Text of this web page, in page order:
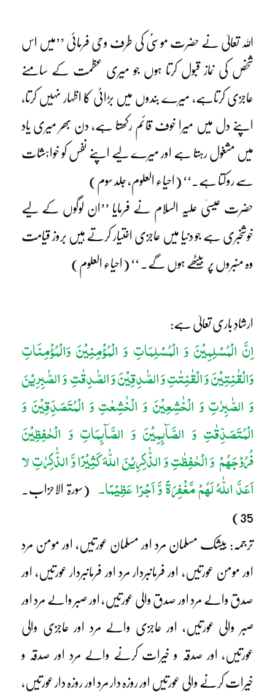
اللہ تعالیٰ نے حضرت موسیٰؑ کی طرف وحی فرمائی ’’میں اس
شخص کی نماز قبول کرتا ہوں جو میری عظمت کے سامنے
عاجزی کرتاہے، میرے بندوں میں بڑائی کا اظہار نہیں کرتا،
اپنے دل میں میرا خوف قائم رکھتا ہے، دن بھر میری یاد
میں مشغول رہتا ہے اور میرے لیے اپنے نفس کو خواہشات
سے روکتا ہے۔‘‘ (احیاء العلوم، جلد سوم)
حضرت عیسیٰ علیہ السلام نے فرمایا ’’ان لوگوں کے لیے
خوشخبری ہے جو دنیا میں عاجزی اختیار کرتے ہیں بروز قیامت
وہ منبروں پر بیٹھے ہوں گے۔ ‘‘ (احیاء العلوم)
ارشادِ باری تعالیٰ ہے:
اِنَّ الْمُسْلِمِیْنَ وَ الْمُسْلِمَاتِ وَ الْمُؤْمِنِیْنَ وَالْمُؤْمِنَاتِ
وَالْقٰنِتِیْنَ وَ الْقٰنِتٰتِ وَ الصّٰدِقِیْنَ وَ الصّٰدِقٰتِ وَ الصّٰبِرِیْنَ
وَ الصّٰبِرٰتِ وَ الْخٰشِعِیْنَ وَ الْخٰشِعٰتِ وَ الْمُتَصَدِّقِیْنَ وَ
الْمُتَصَدِّقٰتِ وَ الصَّآئِمِیْنَ وَ الصَّآئِمَاتِ وَ الْحٰفِظِیْنَ
فُرُوْجَہُمْ وَ الْحٰفِظٰتِ وَ الذّٰکِرِیْنَ اللّٰہَ کَثِیْرًا وَّ الذّٰکِرٰتِ لا
اَعَدَّ اللّٰہُ لَہُمْ مَّغْفِرَۃً وَّ اَجْرًا عَظِیْمًا۔
(سورۃ الاحزاب۔
35)
ترجمہ: بیشک مسلمان مرد اور مسلمان عورتیں، اور مومن مرد
اور مومن عورتیں، اور فرمانبردار مرد اور فرمانبردار عورتیں، اور
صدق والے مرد اور صدق والی عورتیں، اور صبر والے مرد اور
صبر والی عورتیں، اور عاجزی والے مرد اور عاجزی والی
عورتیں، اور صدقہ و خیرات کرنے والے مرد اور صدقہ و
خیرات کرنے والی عورتیں اور روزہ دار مرد اور روزہ دار عورتیں،